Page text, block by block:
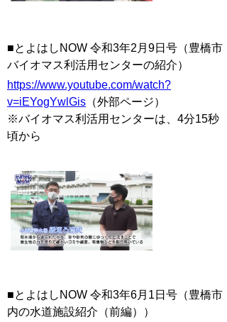
■とよはしNOW 令和3年2月9日号（豊橋市
バイオマス利活用センターの紹介）
https://www.youtube.com/watch?
v=iEYogYwlGis （外部ページ）
※バイオマス利活用センターは、4分15秒
頃から
■とよはしNOW 令和3年6月1日号（豊橋市
内の水道施設紹介（前編））